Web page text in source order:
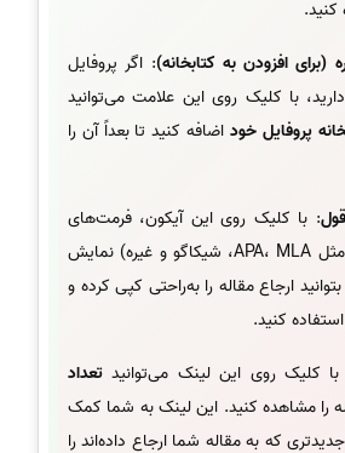
کنید.
(برای افزودن به کتابخانه): اگر پروفایل
با کلیک روی این علامت می‌توانید
پروفایل خود اضافه کنید تا بعداً آن را
: با کلیک روی این آیکون، فرمت‌های
مختلف ارجاع (مثل APA، MLA، شیکاگو و غیره) نمایش
ارجاع مقاله را به‌راحتی کپی کرده و
کنید.
کلیک روی این لینک می‌توانید تعداد
را مشاهده کنید. این لینک به شما کمک
که به مقاله شما ارجاع داده‌اند را